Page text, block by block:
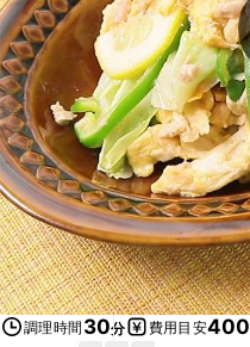
調理時間 30分 費用目安400